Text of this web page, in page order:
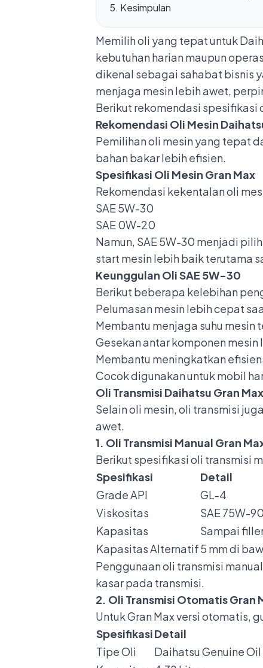
Kesimpulan
Memilih oli yang tepat untuk
kebutuhan harian maupun
dikenal sebagai sahabat bisnis
menjaga mesin lebih awet,
Berikut rekomendasi spesifikasi
Rekomendasi Oli Mesin
Pemilihan oli mesin yang tepat
bahan bakar lebih efisien.
Spesifikasi Oli Mesin Gran Max
Rekomendasi kekentalan oli
SAE 5W-30
SAE 0W-20
Namun, SAE 5W-30 menjadi
start mesin lebih baik terutama
Keunggulan Oli SAE 5W-30
Berikut beberapa kelebihan
Pelumasan mesin lebih cepat
Membantu menjaga suhu mesin
Gesekan antar komponen mesin
Membantu meningkatkan
Cocok digunakan untuk mobil
Oli Transmisi Daihatsu Gran Max
Selain oli mesin, oli transmisi
awet.
1. Oli Transmisi Manual Gran
Berikut spesifikasi oli transmisi
Spesifikasi
Detail
Grade API
GL-4
Viskositas
SAE 75W-90
Kapasitas
Sampai
Kapasitas Alternatif5 mm di
Penggunaan oli transmisi
kasar pada transmisi.
2. Oli Transmisi Otomatis Gran
Untuk Gran Max versi otomatis,
SpesifikasiDetail
Tipe Oli
Daihatsu Genuine Oil